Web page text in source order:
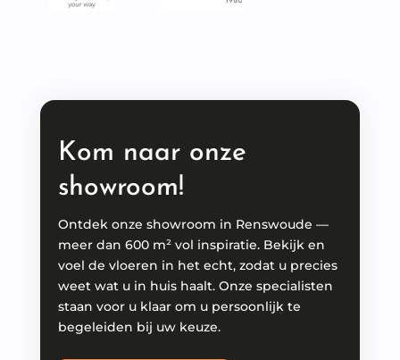
Kom naar onze
showroom!
Ontdek onze showroom in Renswoude —
meer dan 600 m² vol inspiratie. Bekijk en
voel de vloeren in het echt, zodat u precies
weet wat u in huis haalt. Onze specialisten
staan voor u klaar om u persoonlijk te
begeleiden bij uw keuze.